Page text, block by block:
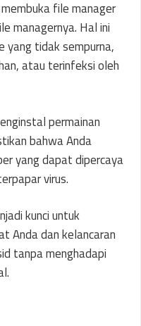
file manager
managernya. Hal ini
yang tidak sempurna,
atau terinfeksi oleh
permainan
bahwa Anda
yang dapat dipercaya
virus.
kunci untuk
Anda dan kelancaran
tanpa menghadapi